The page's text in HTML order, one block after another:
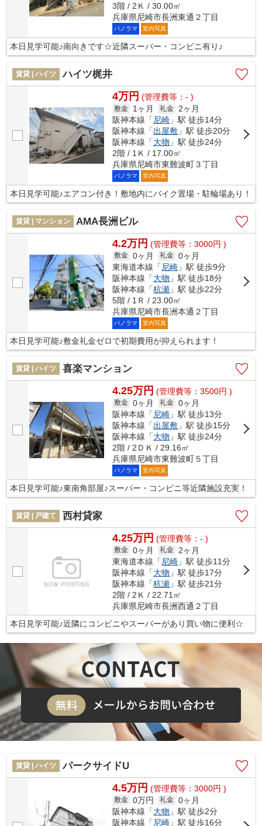
3階 / 2Ｋ / 30.00㎡
兵庫県尼崎市長洲東通２丁目
パノラマ 室内写真
本日見学可能♪南向きです☆近隣スーパー・コンビニ有り♪
賃貸 | ハイツ ハイツ梶井
4万円 (管理費等：- )
敷金 1ヶ月 礼金
2ヶ月
阪神本線「 尼崎 」駅 徒歩14分
阪神本線「出屋敷 」駅 徒歩20分
阪神本線「大物 」駅 徒歩24分
2階 / 1Ｋ / 17.00㎡
兵庫県尼崎市東難波町３丁目
パノラマ 室内写真
本日見学可能♪エアコン付き！敷地内にバイク置場・駐輪場あり！
賃貸 | マンション AMA長洲ビル
4.2万円 (管理費等：3000円 )
敷金 0ヶ月 礼金 0ヶ月
東海道本線「 尼崎 」駅 徒歩9分
阪神本線「大物 」駅 徒歩18分
阪神本線「杭瀬 」駅 徒歩22分
5階 / 1Ｒ / 23.00㎡
兵庫県尼崎市長洲本通２丁目
パノラマ 室内写真
本日見学可能♪敷金礼金ゼロで初期費用が抑えられます！
賃貸 | ハイツ 喜楽マンション
4.25万円 (管理費等：3500円 )
敷金 0ヶ月 礼金 0ヶ月
阪神本線「 尼崎 」駅 徒歩13分
阪神本線「出屋敷 」駅 徒歩15分
阪神本線「大物 」駅 徒歩24分
2階 / 2ＤＫ / 29.16㎡
兵庫県尼崎市東難波町５丁目
パノラマ 室内写真
本日見学可能♪東南角部屋♪スーパー・コンビニ等近隣施設充実！
賃貸 | 戸建て 西村貸家
4.25万円 (管理費等：- )
敷金 0ヶ月 礼金
2ヶ月
東海道本線「 尼崎 」駅 徒歩11分
阪神本線「大物 」駅 徒歩17分
阪神本線「杭瀬 」駅 徒歩21分
2階 / 2Ｋ / 22.71㎡
兵庫県尼崎市長洲西通２丁目
本日見学可能♪近隣にコンビニやスーパーがあり買い物に便利☆
賃貸 | ハイツ パークサイドU
4.5万円 (管理費等：3000円 )
敷金 0万円 礼金 0ヶ月
阪神本線「大物 」駅 徒歩2分
阪神本線「 尼崎 」駅 徒歩16分